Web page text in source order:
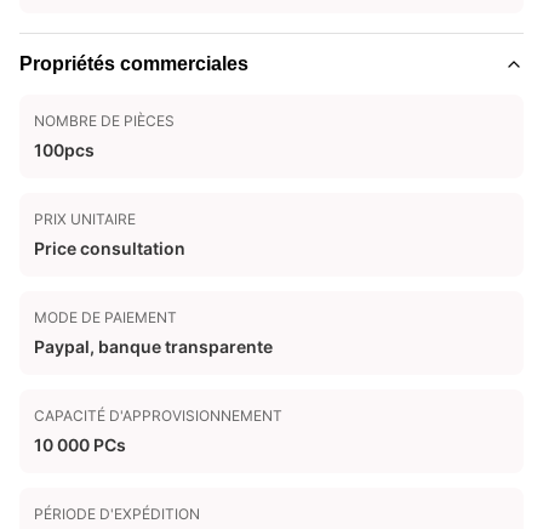
Propriétés commerciales
NOMBRE DE PIÈCES
100pcs
PRIX UNITAIRE
Price consultation
MODE DE PAIEMENT
Paypal, banque transparente
CAPACITÉ D'APPROVISIONNEMENT
10 000 PCs
PÉRIODE D'EXPÉDITION